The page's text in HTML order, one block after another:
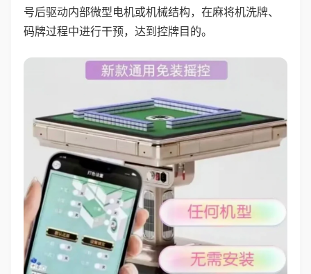
号后驱动内部微型电机或机械结构，在麻将机洗牌、
码牌过程中进行干预，达到控牌目的。